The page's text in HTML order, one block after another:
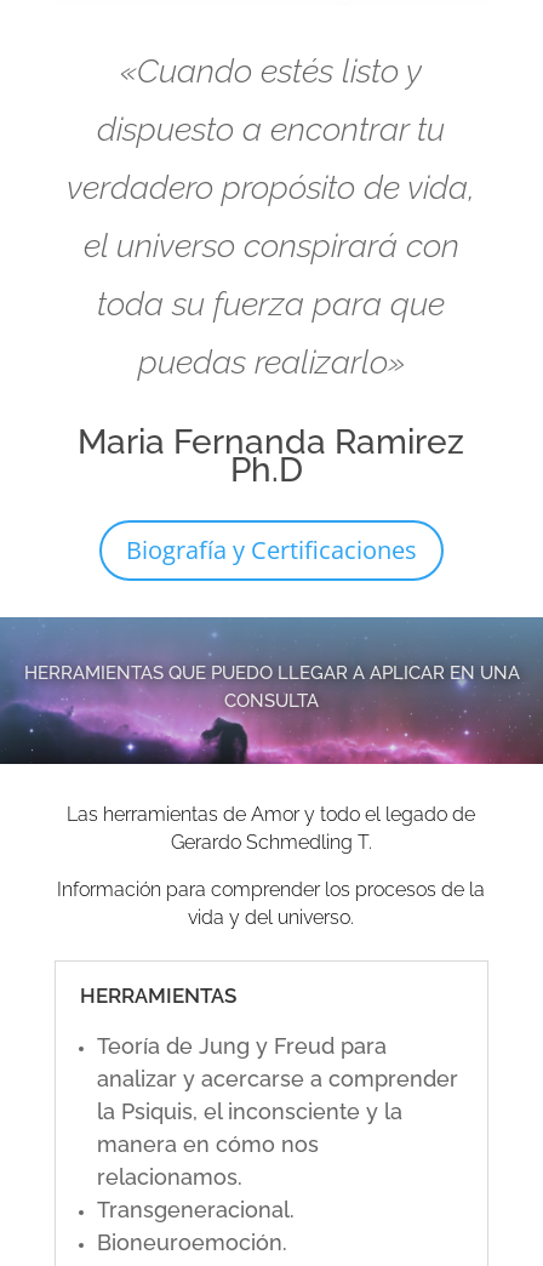
«Cuando estés listo y
dispuesto a encontrar tu
verdadero propósito de vida,
el universo conspirará con
toda su fuerza para que
puedas realizarlo»
Maria Fernanda Ramirez
Ph.D
Biografía y Certificaciones
HERRAMIENTAS QUE PUEDO LLEGAR A APLICAR EN UNA
CONSULTA
Las herramientas de Amor y todo el legado de
Gerardo Schmedling T.
Información para comprender los procesos de la
vida y del universo.
HERRAMIENTAS
Teoría de Jung y Freud para
analizar y acercarse a comprender
la Psiquis, el inconsciente y la
manera en cómo nos
relacionamos.
Transgeneracional.
Bioneuroemoción.